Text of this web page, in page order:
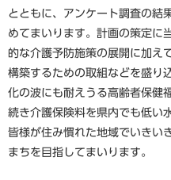
とともに、アンケート調査の結
めてまいります。計画の策定に
的な介護予防施策の展開に加え
構築するための取組などを盛り
化の波にも耐えうる高齢者保健
続き介護保険料を県内でも低い
皆様が住み慣れた地域でいきい
まちを目指してまいります。